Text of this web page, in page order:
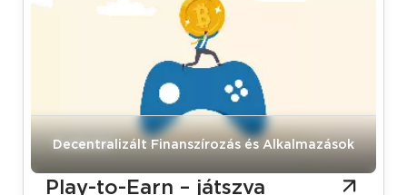
Tudástár
Decentralizált Finanszírozás és Alkalmazások
Play-to-Earn – játszva